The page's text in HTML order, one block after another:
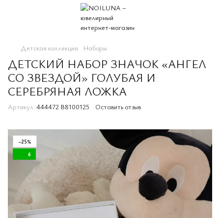
Детская коллекция Наборы
ДЕТСКИЙ НАБОР ЗНАЧОК «АНГЕЛ
СО ЗВЕЗДОЙ» ГОЛУБАЯ И
СЕРЕБРЯНАЯ ЛОЖКА
Артикул: 444472 B8100125 Оставить отзыв
−25%
6